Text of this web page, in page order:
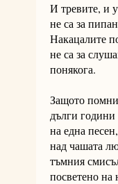
И тревите, и
не са за
Накацалите
не са за
понякога.
Защото
дълги
на една
над чашата
тъмния
посветено на